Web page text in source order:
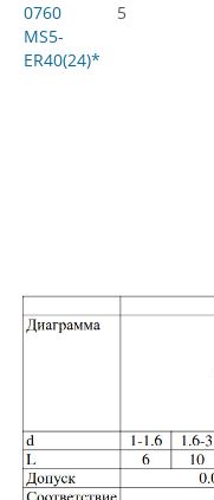
0760
MS5-
ER40(24)*
5